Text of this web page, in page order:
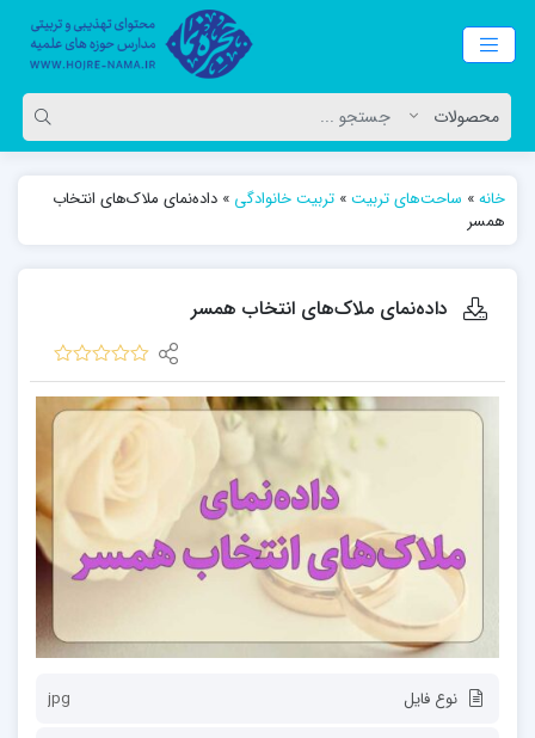
خانه» ساحت‌های تربیت» تربیت خانوادگی » داده‌نمای ملاک‌های انتخاب
همسر
داده‌نمای ملاک‌های انتخاب همسر
نوع فایل jpg